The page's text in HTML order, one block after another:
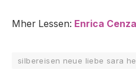
Mher Lessen: Enrica
silbereisen neue liebe sara